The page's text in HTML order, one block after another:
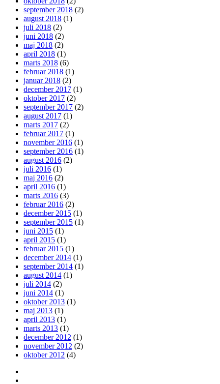
september 2018 (2)
august 2018 (1)
juli 2018 (2)
juni 2018 (2)
maj 2018 (2)
april 2018 (1)
marts 2018 (6)
februar 2018 (1)
januar 2018 (2)
december 2017 (1)
oktober 2017 (2)
september 2017 (2)
august 2017 (1)
marts 2017 (2)
februar 2017 (1)
november 2016 (1)
september 2016 (1)
august 2016 (2)
juli 2016 (1)
maj 2016 (2)
april 2016 (1)
marts 2016 (3)
februar 2016 (2)
december 2015 (1)
september 2015 (1)
juni 2015 (1)
april 2015 (1)
februar 2015 (1)
december 2014 (1)
september 2014 (1)
august 2014 (1)
juli 2014 (2)
juni 2014 (1)
oktober 2013 (1)
maj 2013 (1)
april 2013 (1)
marts 2013 (1)
december 2012 (1)
november 2012 (2)
oktober 2012 (4)